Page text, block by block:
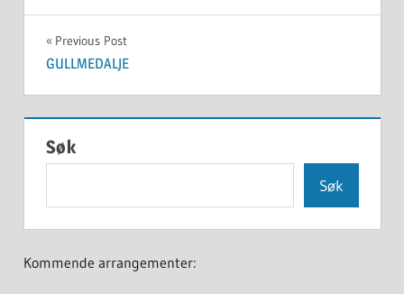
Innleggsnavigasjon
Previous Post
GULLMEDALJE
Søk
Søk
Kommende arrangementer: